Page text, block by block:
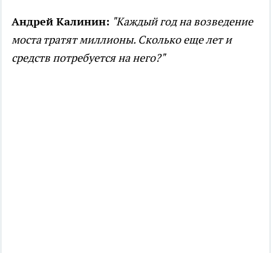
Андрей Калинин: "Каждый год на возведение
моста тратят миллионы. Сколько еще лет и
средств потребуется на него?"